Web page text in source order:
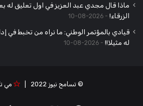
ماذا قال مجدي عبد العزيز في اول تعليق له
الزرقاء!
2026-08-10
قيادي بالمؤتمر الوطني: ما نراه من تخبط في
له مثيلا!!
2026-08-10
© تسامح نيوز 2022 | مي